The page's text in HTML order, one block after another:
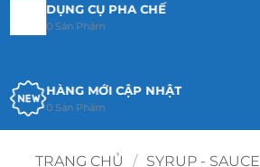
DỤNG CỤ PHA CHẾ
0 Sản Phẩm
HÀNG MỚI CẬP NHẬT
0 Sản Phẩm
TRANG CHỦ / SYRUP - SAUCE